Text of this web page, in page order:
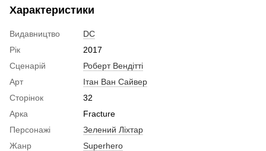
Характеристики
Видавництво
DC
Рік
2017
Сценарій
Роберт Вендітті
Арт
Ітан Ван Сайвер
Сторінок
32
Арка
Fracture
Персонажі
Зелений Ліхтар
Жанр
Superhero